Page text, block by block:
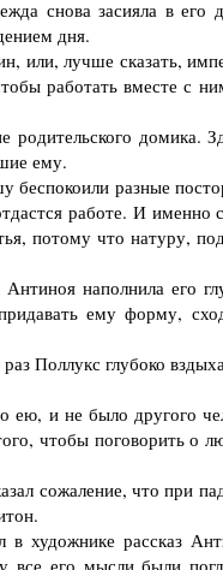
снова засияла в его
дня.
или, лучше сказать,
работать вместе с
домика.
ему.
беспокоили разные
работе. И именно
потому что натуру,
наполнила его
ему форму,
Поллукс глубоко
ею, и не было другого
чтобы поговорить о
сожаление, что при
художнике рассказ